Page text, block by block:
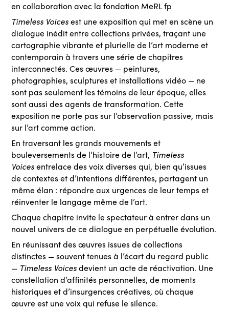
en collaboration avec la fondation MeRL fp
Timeless Voicesest une exposition qui met en scène un
dialogue inédit entre collections privées, traçant une
cartographie vibrante et plurielle de l’art moderne et
contemporain à travers une série de chapitres
interconnectés. Ces œuvres — peintures,
photographies, sculptures et installations vidéo — ne
sont pas seulement les témoins de leur époque, elles
sont aussi des agents de transformation. Cette
exposition ne porte pas sur l’observation passive, mais
sur l’art comme action.
En traversant les grands mouvements et
bouleversements de l’histoire de l’art, Timeless
Voicesentrelace des voix diverses qui, bien qu’issues
de contextes et d’intentions différentes, partagent un
même élan : répondre aux urgences de leur temps et
réinventer le langage même de l’art.
Chaque chapitre invite le spectateur à entrer dans un
nouvel univers de ce dialogue en perpétuelle évolution.
En réunissant des œuvres issues de collections
distinctes — souvent tenues à l’écart du regard public
— Timeless Voicesdevient un acte de réactivation. Une
constellation d’affinités personnelles, de moments
historiques et d’insurgences créatives, où chaque
œuvre est une voix qui refuse le silence.